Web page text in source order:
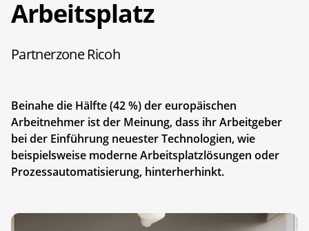
Arbeitsplatz
Partnerzone Ricoh
Beinahe die Hälfte (42 %) der europäischen
Arbeitnehmer ist der Meinung, dass ihr Arbeitgeber
bei der Einführung neuester Technologien, wie
beispielsweise moderne Arbeitsplatzlösungen oder
Prozessautomatisierung, hinterherhinkt.